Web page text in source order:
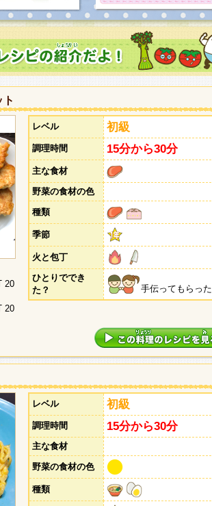
20
20
レベル 初級
調理時間 15分から30分
主な食材
野菜の食材の色
種類
季節
火と包丁
ひとりででき
た？
手伝ってもらった
レベル 初級
調理時間 15分から30分
主な食材
野菜の食材の色
種類